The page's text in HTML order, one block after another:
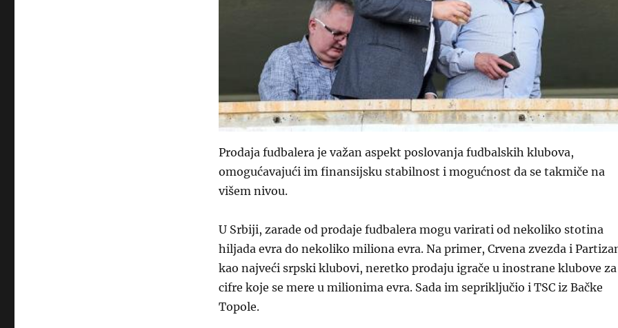
Prodaja fudbalera je važan aspekt poslovanja fudbalskih klubova,
omogućavajući im finansijsku stabilnost i mogućnost da se takmiče na
višem nivou.
U Srbiji, zarade od prodaje fudbalera mogu varirati od nekoliko stotina
hiljada evra do nekoliko miliona evra. Na primer, Crvena zvezda i
kao najveći srpski klubovi, neretko prodaju igrače u inostrane klubove za
cifre koje se mere u milionima evra. Sada im sepriključio i TSC iz Bačke
Topole.